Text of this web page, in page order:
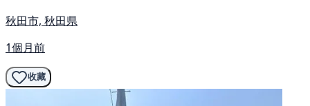
秋田市, 秋田県
1個月前
收藏